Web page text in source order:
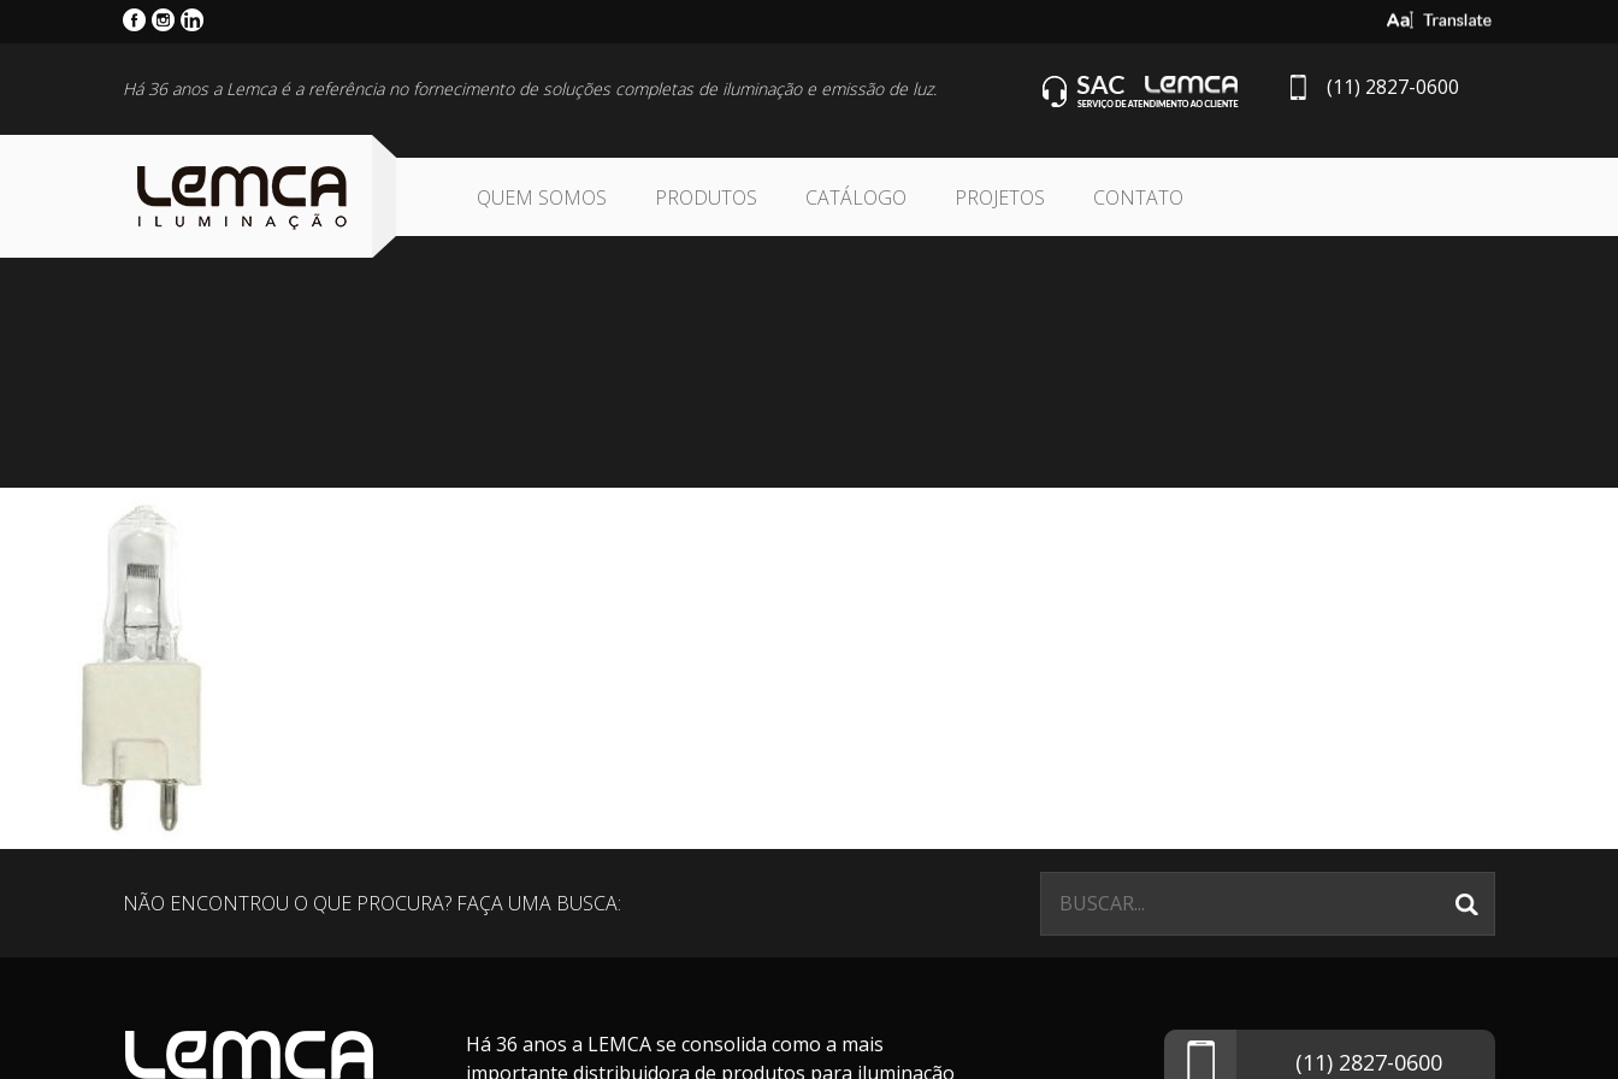
Select Language
Há 36 anos a Lemca é a referência no fornecimento de soluções completas de iluminação e emissão de luz. (11) 2827-0600
QUEM SOMOS PRODUTOS CATÁLOGO PROJETOS CONTATO
NÃO ENCONTROU O QUE PROCURA? FAÇA UMA BUSCA:
Há 36 anos a LEMCA se consolida como a mais
importante distribuidora de produtos para iluminação
(11) 2827-0600